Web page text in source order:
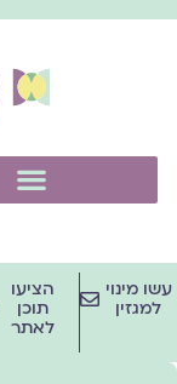
עשו מינוי
למגזין
הציעו
תוכן
לאתר